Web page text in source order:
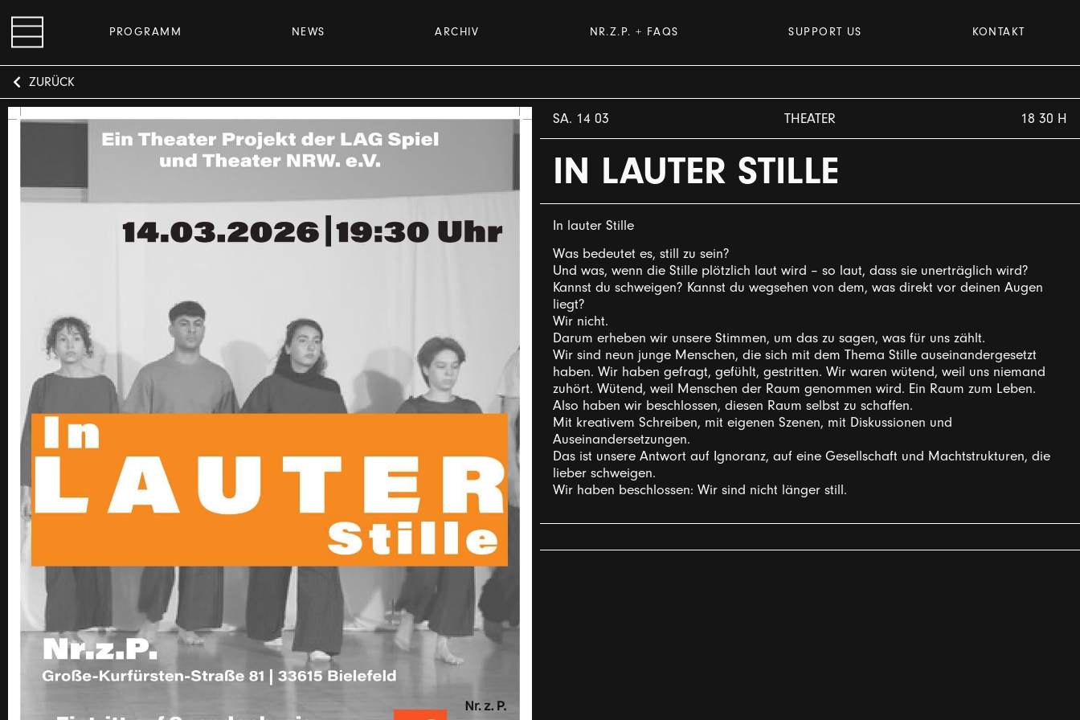
PROGRAMM NEWS ARCHIV NR.Z.P. + FAQS SUPPORT US KONTAKT
ZURÜCK
SA. 14 03 THEATER 18 30 H
IN LAUTER STILLE
In lauter Stille
Was bedeutet es, still zu sein?
Und was, wenn die Stille plötzlich laut wird – so laut, dass sie unerträglich wird?
Kannst du schweigen? Kannst du wegsehen von dem, was direkt vor deinen Augen
liegt?
Wir nicht.
Darum erheben wir unsere Stimmen, um das zu sagen, was für uns zählt.
Wir sind neun junge Menschen, die sich mit dem Thema Stille auseinandergesetzt
haben. Wir haben gefragt, gefühlt, gestritten. Wir waren wütend, weil uns niemand
zuhört. Wütend, weil Menschen der Raum genommen wird. Ein Raum zum Leben.
Also haben wir beschlossen, diesen Raum selbst zu schaffen.
Mit kreativem Schreiben, mit eigenen Szenen, mit Diskussionen und
Auseinandersetzungen.
Das ist unsere Antwort auf Ignoranz, auf eine Gesellschaft und Machtstrukturen, die
lieber schweigen.
Wir haben beschlossen: Wir sind nicht länger still.